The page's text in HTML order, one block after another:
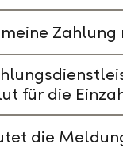
für die
die